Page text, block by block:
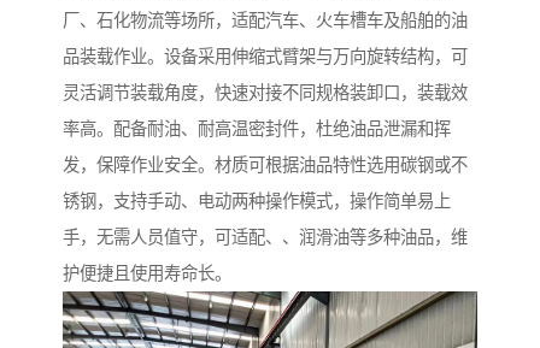
厂、石化物流等场所，适配汽车、火车槽车及船舶的油
品装载作业。设备采用伸缩式臂架与万向旋转结构，可
灵活调节装载角度，快速对接不同规格装卸口，装载效
率高。配备耐油、耐高温密封件，杜绝油品泄漏和挥
发，保障作业安全。材质可根据油品特性选用碳钢或不
锈钢，支持手动、电动两种操作模式，操作简单易上
手，无需人员值守，可适配、、润滑油等多种油品，维
护便捷且使用寿命长。